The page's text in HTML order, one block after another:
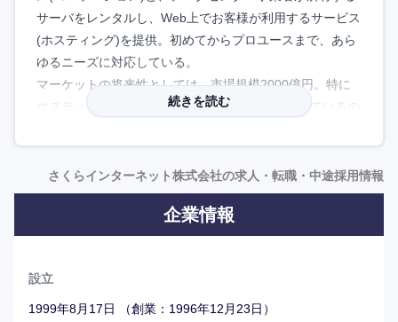
サーバをレンタルし、Web上でお客様が利用するサービス
(ホスティング)を提供。初めてからプロユースまで、あら
ゆるニーズに対応している。
マーケットの将来性としては、市場規模2000億円。特に
ホスティングとクラウド事業が高い成長力を見せているの
【社風など】
社内全体が若く、風通しの良い社風。フルリモートやフレ
ックス制の導入が進んでおり、有休消化率の高さ等ワーク
ライフバランスのしっかり整った環境。
強会が行われることもある。勉強会の広報は全社向けに発
信され、自己研鑽やコミュニケーションの場として重宝さ
続きを読む
さくらインターネット株式会社の求人・転職・中途採用情報
企業情報
設立
1999年8月17日 （創業：1996年12月23日）